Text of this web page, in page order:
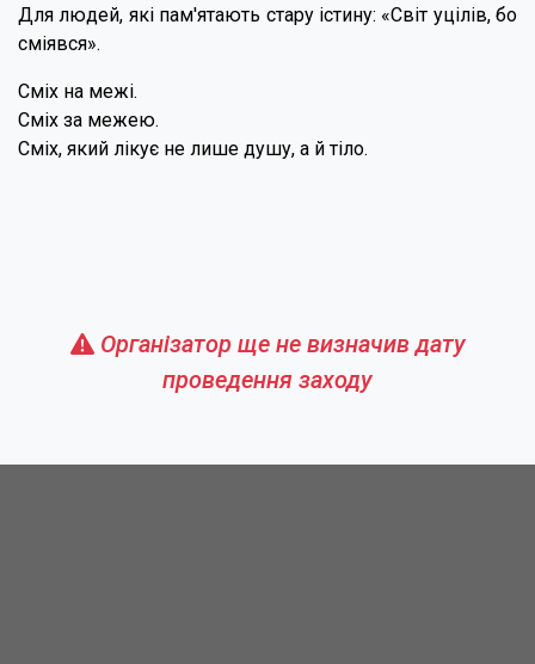
Для людей, які пам'ятають стару істину: «Світ уцілів, бо
сміявся».
Сміх на межі.
Сміх за межею.
Сміх, який лікує не лише душу, а й тіло.
Організатор ще не визначив дату
проведення заходу